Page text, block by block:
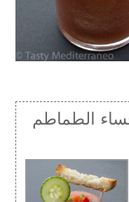
الطماطم